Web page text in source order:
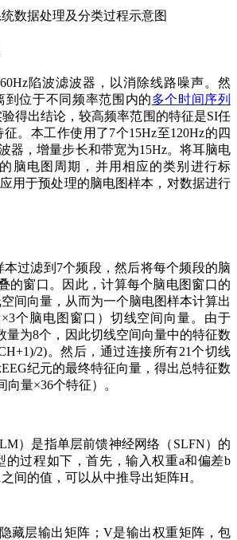
统数据处理及分类过程示意图
陷波滤波器，以消除线路噪声。然
到位于不同频率范围内的多个时间序列
得出结论，较高频率范围的特征是SI任
。本工作使用了7个15Hz至120Hz的四
器，增量步长和带宽为15Hz。将耳脑电
脑电图周期，并用相应的类别进行标
用于预处理的脑电图样本，对数据进行
滤到7个频段，然后将每个频段的脑
的窗口。因此，计算每个脑电图窗口的
间向量，从而为一个脑电图样本计算出
个脑电图窗口）切线空间向量。由于
量为8个，因此切线空间向量中的特征数
2)。然后，通过连接所有21个切线
纪元的最终特征向量，得出总特征数
向量×36个特征）。
是指单层前馈神经网络（SLFN）的
的过程如下，首先，输入权重a和偏差b
间的值，可以从中推导出矩阵H。
层输出矩阵；V是输出权重矩阵，包